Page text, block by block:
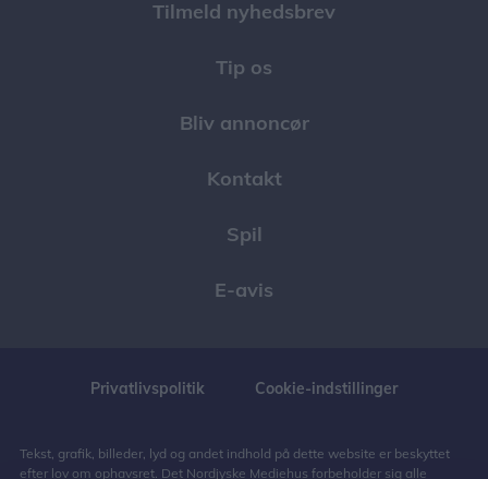
Tilmeld nyhedsbrev
Tip os
Bliv annoncør
Kontakt
Spil
E-avis
Privatlivspolitik Cookie-indstillinger
Tekst, grafik, billeder, lyd og andet indhold på dette website er beskyttet
efter lov om ophavsret. Det Nordjyske Mediehus forbeholder sig alle